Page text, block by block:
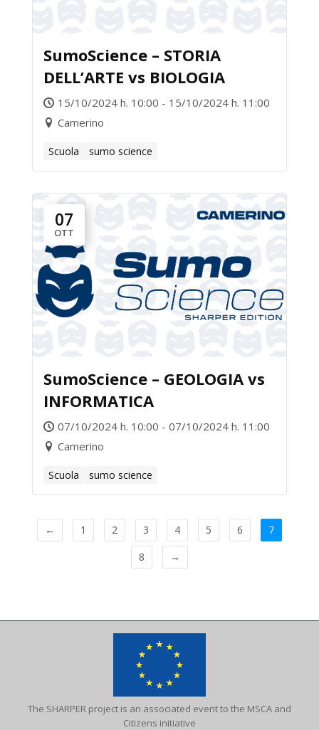
SumoScience – STORIA
DELL’ARTE vs BIOLOGIA
15/10/2024 h. 10:00 - 15/10/2024 h. 11:00
Camerino
Scuola sumo science
07
OTT
SumoScience – GEOLOGIA vs
INFORMATICA
07/10/2024 h. 10:00 - 07/10/2024 h. 11:00
Camerino
Scuola sumo science
← 1 2 3 4 5 6
7
8
→
The SHARPER project is an associated event to the MSCA and
Citizens initiative